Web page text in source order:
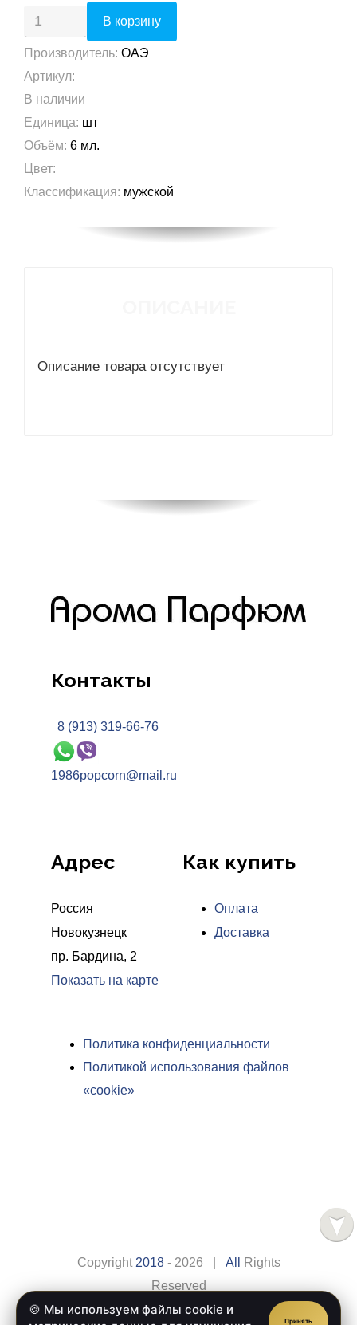
Производитель: ОАЭ
Артикул:
В наличии
Единица: шт
Объём: 6 мл.
Цвет:
Классификация: мужской
Описание товара отсутствует
🍪 Мы используем файлы cookie и
Принять
Контакты
8 (913) 319-66-76
1986popcorn@mail.ru
Адрес
Россия
Новокузнецк
пр. Бардина, 2
Показать на карте
Как купить
Оплата
Доставка
Политика конфиденциальности
Политикой использования файлов
«cookie»
Copyright2018- 2026 | All
Rights
Reserved
Сайт разработан компанией Веб-сайт.рус